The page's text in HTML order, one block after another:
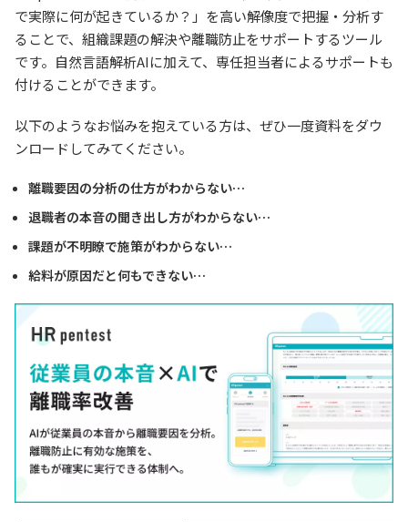
で実際に何が起きているか？」を高い解像度で把握・分析す
ることで、組織課題の解決や離職防止をサポートするツール
です。自然言語解析AIに加えて、専任担当者によるサポートも
付けることができます。
以下のようなお悩みを抱えている方は、ぜひ一度資料をダウ
ンロードしてみてください。
離職要因の分析の仕方がわからない…
退職者の本音の聞き出し方がわからない…
課題が不明瞭で施策がわからない…
給料が原因だと何もできない…